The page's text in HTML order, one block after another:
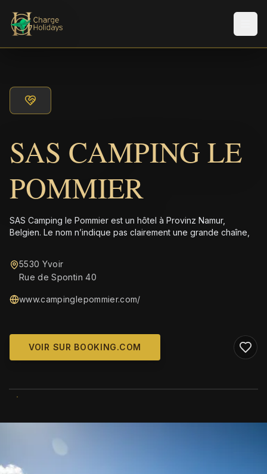
SAS CAMPING LE
POMMIER
SAS Camping le Pommier est un hôtel à Provinz Namur,
Belgien. Le nom n’indique pas clairement une grande chaîne,
5530 Yvoir
Rue de Spontin 40
www.campinglepommier.com/
VOIR SUR BOOKING.COM